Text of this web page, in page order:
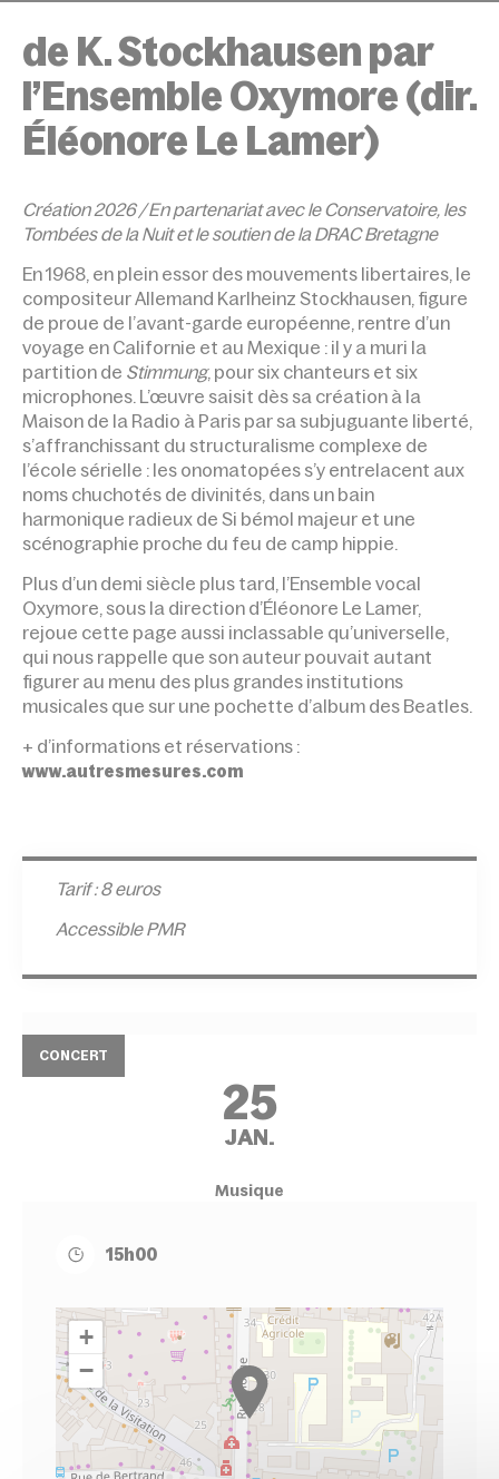
de K. Stockhausen par
l’Ensemble Oxymore (dir.
Éléonore Le Lamer)
Création 2026 / En partenariat avec le Conservatoire, les
Tombées de la Nuit et le soutien de la DRAC Bretagne
En 1968, en plein essor des mouvements libertaires, le
compositeur Allemand Karlheinz Stockhausen, figure
de proue de l’avant-garde européenne, rentre d’un
voyage en Californie et au Mexique : il y a muri la
partition de Stimmung, pour six chanteurs et six
microphones. L’œuvre saisit dès sa création à la
Maison de la Radio à Paris par sa subjuguante liberté,
s’affranchissant du structuralisme complexe de
l’école sérielle : les onomatopées s’y entrelacent aux
noms chuchotés de divinités, dans un bain
harmonique radieux de Si bémol majeur et une
scénographie proche du feu de camp hippie.
Plus d’un demi siècle plus tard, l’Ensemble vocal
Oxymore, sous la direction d’Éléonore Le Lamer,
rejoue cette page aussi inclassable qu’universelle,
qui nous rappelle que son auteur pouvait autant
figurer au menu des plus grandes institutions
musicales que sur une pochette d’album des Beatles.
+ d’informations et réservations :
www.autresmesures.com
Tarif : 8 euros
Accessible PMR
CONCERT
25
JAN.
Musique
15h00
+
−